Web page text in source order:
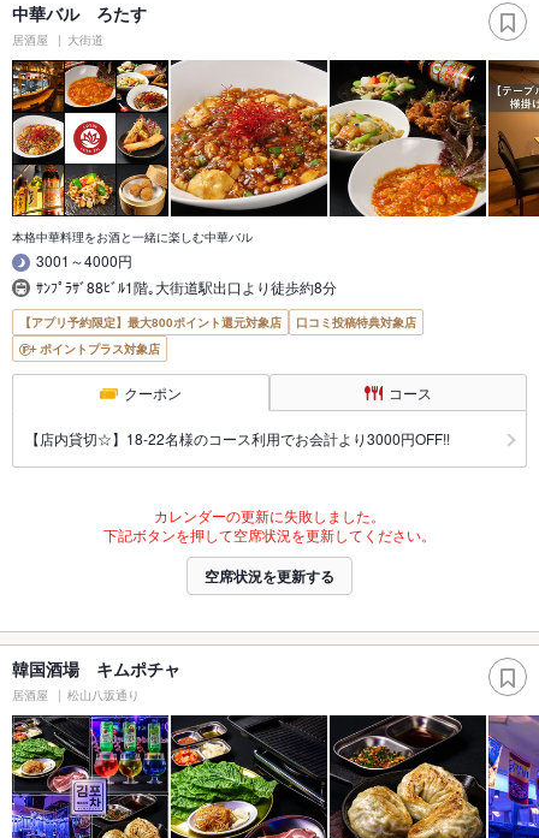
中華バル ろたす
居酒屋 大街道
本格中華料理をお酒と一緒に楽しむ中華バル
3001～4000円
ｻﾝﾌﾟﾗｻﾞ88ﾋﾞﾙ1階｡大街道駅出口より徒歩約8分
【アプリ予約限定】最大800ポイント還元対象店
口コミ投稿特典対象店
ポイントプラス対象店
クーポン コース
【店内貸切☆】18-22名様のコース利用でお会計より3000円OFF!!
カレンダーの更新に失敗しました。
下記ボタンを押して空席状況を更新してください。
空席状況を更新する
韓国酒場 キムポチャ
居酒屋 松山八坂通り